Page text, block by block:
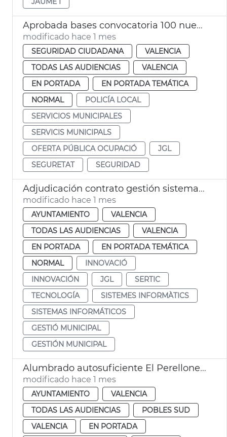
Aprobada bases convocatoria 100 nuevos agentes Policía Local
modificado hace 1 mes
SEGURIDAD CIUDADANA
VALENCIA
TODAS LAS AUDIENCIAS
VALENCIA
EN PORTADA
EN PORTADA TEMÁTICA
NORMAL
POLICÍA LOCAL
SERVICIOS MUNICIPALES
SERVICIS MUNICIPALS
OFERTA PÚBLICA OCUPACIÓ
JGL
SEGURETAT
SEGURIDAD
Adjudicación contrato gestión sistemas informáticos municipales Ayuntamiento València
modificado hace 1 mes
AYUNTAMIENTO
VALENCIA
TODAS LAS AUDIENCIAS
VALENCIA
EN PORTADA
EN PORTADA TEMÁTICA
NORMAL
INNOVACIÓ
INNOVACIÓN
JGL
SERTIC
TECNOLOGÍA
SISTEMES INFORMÀTICS
SISTEMAS INFORMÁTICOS
GESTIÓ MUNICIPAL
GESTIÓN MUNICIPAL
Alumbrado autosuficiente El Perellonet València
modificado hace 1 mes
AYUNTAMIENTO
VALENCIA
TODAS LAS AUDIENCIAS
POBLES SUD
VALENCIA
EN PORTADA